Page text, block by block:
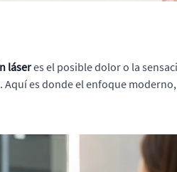
láseres el posible dolor o la
es donde el enfoque